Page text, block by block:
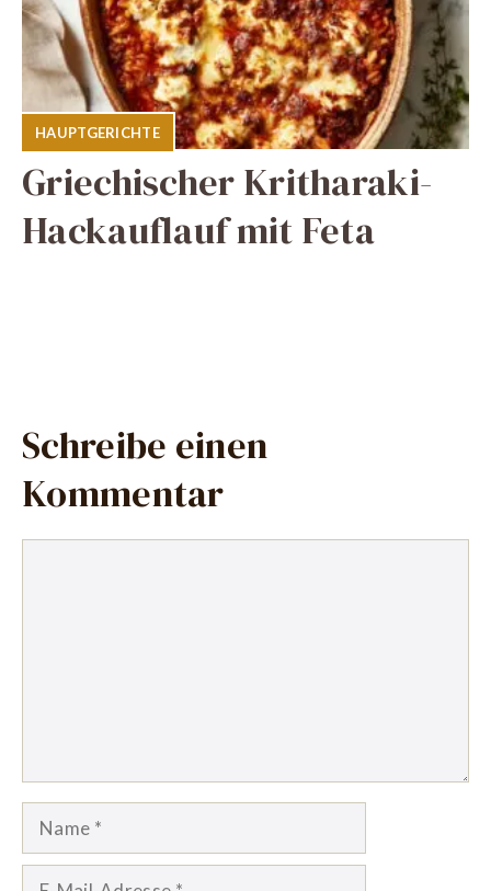
HAUPTGERICHTE
Griechischer Kritharaki-
Hackauflauf mit Feta
Schreibe einen
Kommentar
Name